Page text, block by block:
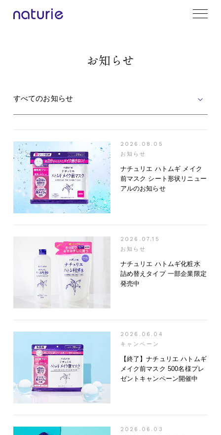
お知らせ
すべてのお知らせ
2026.08.05
お知らせ
ナチュリエ ハトムギ メイク
前マスク シート形状リニュー
アルのお知らせ
2026.07.15
お知らせ
ナチュリエ ハトムギ化粧水
詰め替えタイプ 一部企業限定
発売中
2026.06.04
キャンペーン
【終了】ナチュリエ ハトムギ
メイク前マスク 500名様プレ
ゼントキャンペーン開催中
2026.06.03